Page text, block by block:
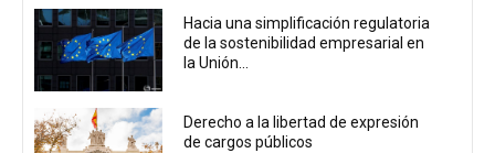
Hacia una simplificación regulatoria
de la sostenibilidad empresarial en
la Unión...
Derecho a la libertad de expresión
de cargos públicos